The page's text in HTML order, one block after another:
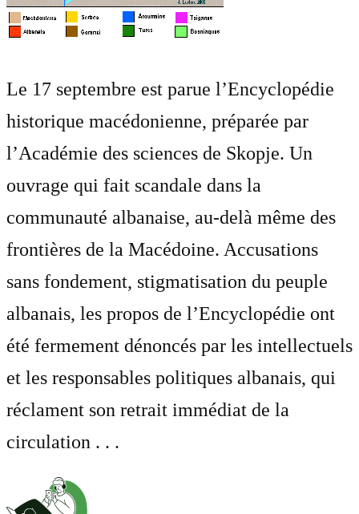
Le 17 septembre est parue l’Encyclopédie
historique macédonienne, préparée par
l’Académie des sciences de Skopje. Un
ouvrage qui fait scandale dans la
communauté albanaise, au-delà même des
frontières de la Macédoine. Accusations
sans fondement, stigmatisation du peuple
albanais, les propos de l’Encyclopédie ont
été fermement dénoncés par les intellectuels
et les responsables politiques albanais, qui
réclament son retrait immédiat de la
circulation . . .